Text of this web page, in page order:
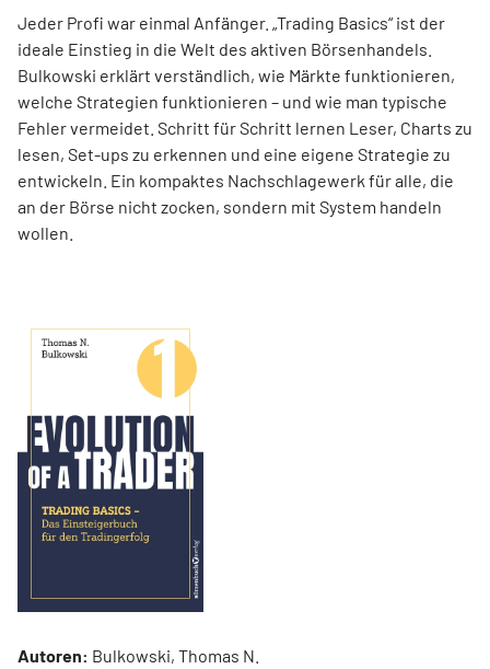
Jeder Profi war einmal Anfänger. „Trading Basics“ ist der
ideale Einstieg in die Welt des aktiven Börsenhandels.
Bulkowski erklärt verständlich, wie Märkte funktionieren,
welche Strategien funktionieren – und wie man typische
Fehler vermeidet. Schritt für Schritt lernen Leser, Charts zu
lesen, Set-ups zu erkennen und eine eigene Strategie zu
entwickeln. Ein kompaktes Nachschlagewerk für alle, die
an der Börse nicht zocken, sondern mit System handeln
wollen.
Autoren: Bulkowski, Thomas N.